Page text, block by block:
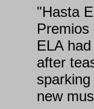
"Hasta
ELA
after
new